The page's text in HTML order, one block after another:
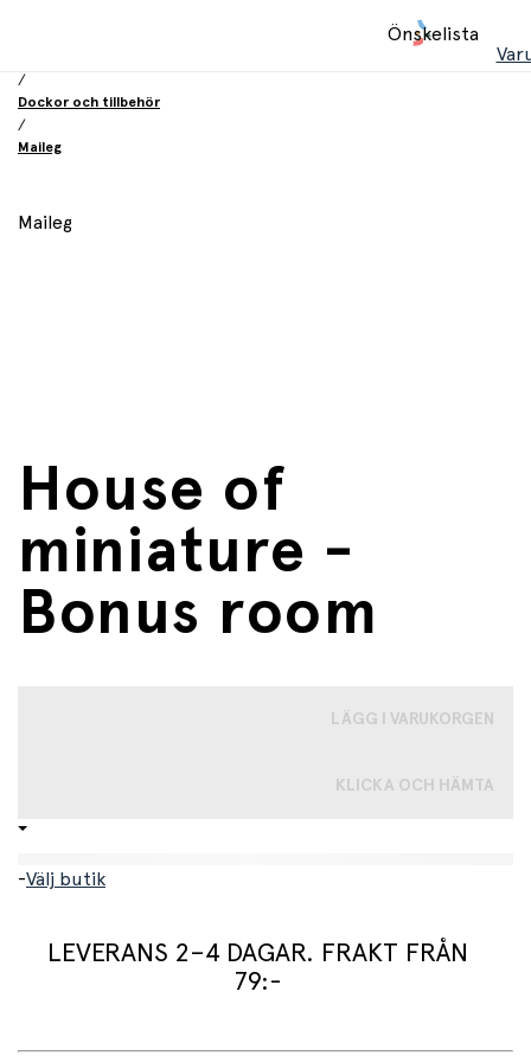
Önskelista
/
Dockor och tillbehör
/
Maileg
Maileg
House of
miniature -
Bonus room
LÄGG I VARUKORGEN
KLICKA OCH HÄMTA
-Välj butik
LEVERANS 2–4 DAGAR. FRAKT FRÅN
79:-